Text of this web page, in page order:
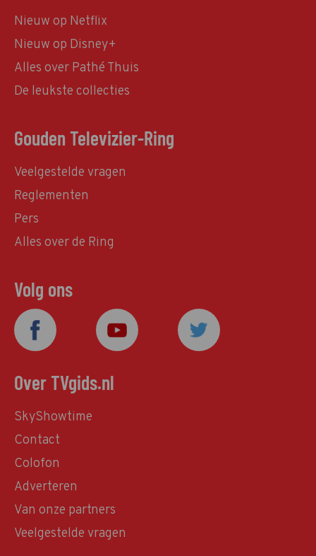
Nieuw op Netflix
Nieuw op Disney+
Alles over Pathé Thuis
De leukste collecties
Gouden Televizier-Ring
Veelgestelde vragen
Reglementen
Pers
Alles over de Ring
Volg ons
Over TVgids.nl
SkyShowtime
Contact
Colofon
Adverteren
Van onze partners
Veelgestelde vragen